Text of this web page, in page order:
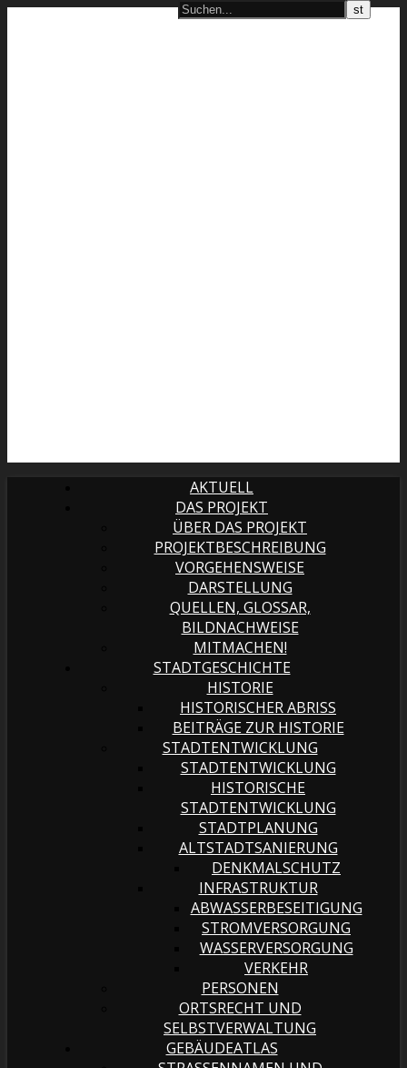
AKTUELL
DAS PROJEKT
ÜBER DAS PROJEKT
PROJEKTBESCHREIBUNG
VORGEHENSWEISE
DARSTELLUNG
QUELLEN, GLOSSAR,
BILDNACHWEISE
MITMACHEN!
STADTGESCHICHTE
HISTORIE
HISTORISCHER ABRISS
BEITRÄGE ZUR HISTORIE
STADTENTWICKLUNG
STADTENTWICKLUNG
HISTORISCHE
STADTENTWICKLUNG
STADTPLANUNG
ALTSTADTSANIERUNG
DENKMALSCHUTZ
INFRASTRUKTUR
ABWASSERBESEITIGUNG
STROMVERSORGUNG
WASSERVERSORGUNG
VERKEHR
PERSONEN
ORTSRECHT UND
SELBSTVERWALTUNG
GEBÄUDEATLAS